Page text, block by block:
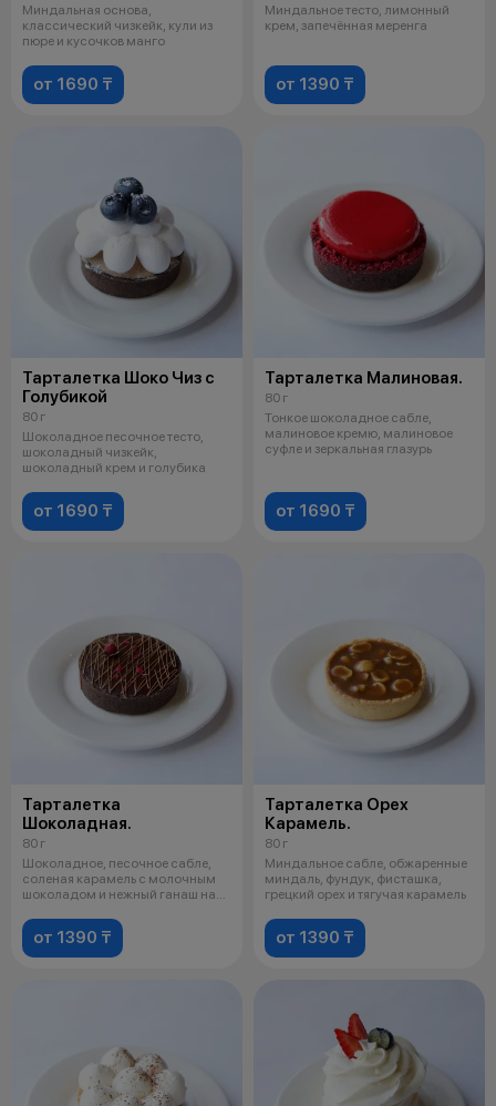
Миндальная основа,
классический чизкейк, кули из
пюре и кусочков манго
от 1690 ₸
Миндальное тесто, лимонный
крем, запечённая меренга
от 1390 ₸
Тарталетка Шоко Чиз с
Голубикой
80 г
Шоколадное песочное тесто,
шоколадный чизкейк,
шоколадный крем и голубика
от 1690 ₸
Тарталетка Малиновая.
80 г
Тонкое шоколадное сабле,
малиновое кремю, малиновое
суфле и зеркальная глазурь
от 1690 ₸
Тарталетка
Шоколадная.
80 г
Шоколадное, песочное сабле,
соленая карамель с молочным
шоколадом и нежный ганаш на
от 1390 ₸
Тарталетка Орех
Карамель.
80 г
Миндальное сабле, обжаренные
миндаль, фундук, фисташка,
грецкий орех и тягучая карамель
от 1390 ₸